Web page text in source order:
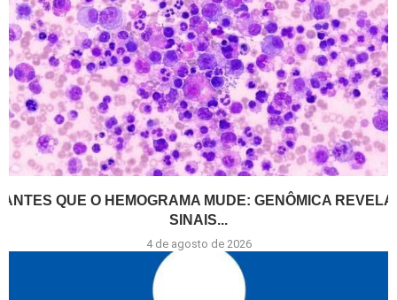
ANTES QUE O HEMOGRAMA MUDE: GENÔMICA REVELA
SINAIS...
4 de agosto de 2026